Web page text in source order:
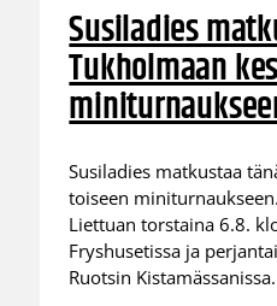
Susiladies
Tukholmaan
Susiladies matkustaa
toiseen
Liettuan torstaina 6.8.
Fryshusetissa ja
Ruotsin Kistamässanissa.